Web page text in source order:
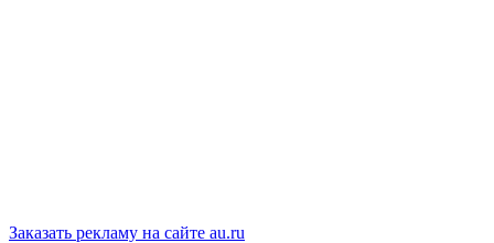
Заказать рекламу на сайте au.ru